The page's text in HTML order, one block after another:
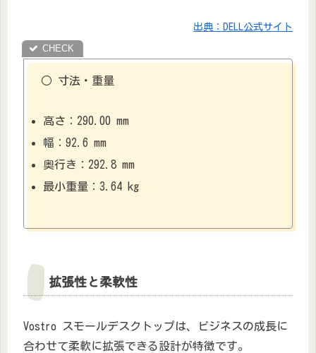
出典：DELL公式サイト
○ 寸法・重量
高さ：290.00 mm
幅：92.6 mm
奥行き：292.8 mm
最小重量：3.64 kg
拡張性と柔軟性
Vostro スモールデスクトップは、ビジネスの成長に
合わせて柔軟に拡張できる設計が特徴です。